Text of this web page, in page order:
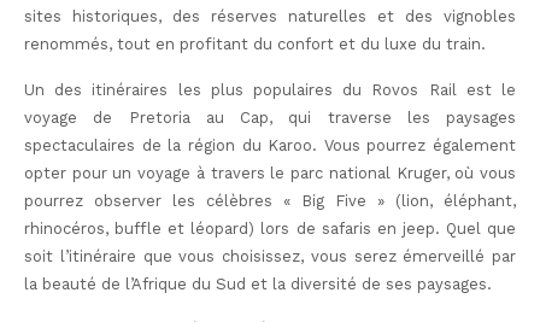
sites historiques, des réserves naturelles et des vignobles
renommés, tout en profitant du confort et du luxe du train.
Un des itinéraires les plus populaires du Rovos Rail est le
voyage de Pretoria au Cap, qui traverse les paysages
spectaculaires de la région du Karoo. Vous pourrez également
opter pour un voyage à travers le parc national Kruger, où vous
pourrez observer les célèbres « Big Five » (lion, éléphant,
rhinocéros, buffle et léopard) lors de safaris en jeep. Quel que
soit l’itinéraire que vous choisissez, vous serez émerveillé par
la beauté de l’Afrique du Sud et la diversité de ses paysages.